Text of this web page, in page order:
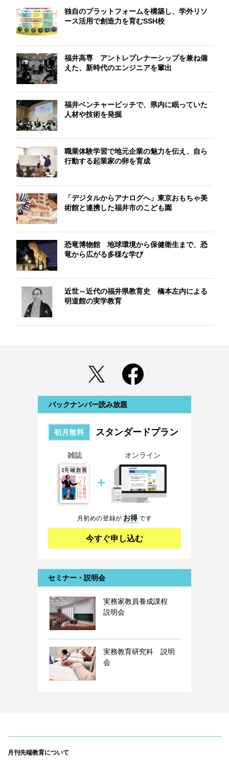
独自のプラットフォームを構築し、学外リソ
ース活用で創造力を育むSSH校
福井高専 アントレプレナーシップを兼ね備
えた、新時代のエンジニアを輩出
福井ベンチャーピッチで、県内に眠っていた
人材や技術を発掘
職業体験学習で地元企業の魅力を伝え、自ら
行動する起業家の卵を育成
「デジタルからアナログへ」東京おもちゃ美
術館と連携した福井市のこども園
恐竜博物館 地球環境から保健衛生まで、恐
竜から広がる多様な学び
近世～近代の福井県教育史 橋本左内による
明道館の実学教育
バックナンバー読み放題
初月無料 スタンダードプラン
雑誌
＋
オンライン
月初めの登録が お得です
今すぐ申し込む
セミナー・説明会
実務家教員養成課程
説明会
実務教育研究科 説明
会
月刊先端教育について